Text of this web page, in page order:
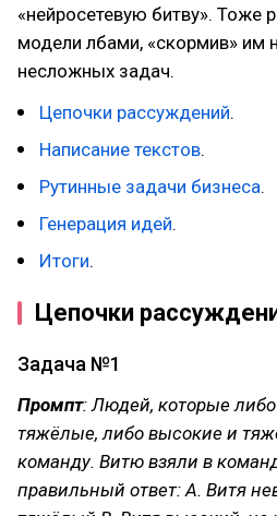
«нейросетевую битву». Тоже
модели лбами, «скормив» им
несложных задач.
Цепочки рассуждений.
Написание текстов.
Рутинные задачи бизнеса.
Генерация идей.
Итоги.
Цепочки
Задача №1
Промпт: Людей, которые
тяжёлые, либо высокие и
команду. Витю взяли в
правильный ответ: А. Витя